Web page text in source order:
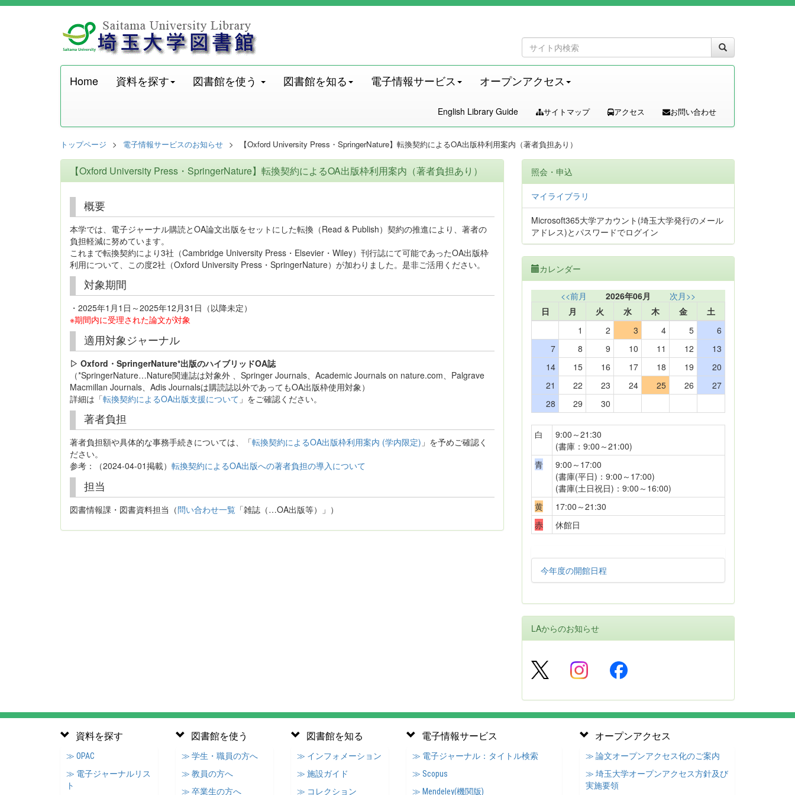
Home 資料を探す 図書館を使う 図書館を知る 電子情報サービス オープンアクセス
English Library Guide サイトマップ アクセス お問い合わせ
トップページ 電子情報サービスのお知らせ 【Oxford University Press・SpringerNature】転換契約によるOA出版枠利用案内（著者負担あり）
【Oxford University Press・SpringerNature】転換契約によるOA出版枠利用案内（著者負担あり）
概要
本学では、電子ジャーナル購読とOA論文出版をセットにした転換（Read & Publish）契約の推進により、著者の
負担軽減に努めています。
これまで転換契約により3社（Cambridge University Press・Elsevier・Wiley）刊行誌にて可能であったOA出版枠
利用について、この度2社（Oxford University Press・SpringerNature）が加わりました。是非ご活用ください。
対象期間
・2025年1月1日～2025年12月31日（以降未定）
※期間内に受理された論文が対象
適用対象ジャーナル
▷ Oxford・SpringerNature*出版のハイブリッドOA誌
（*SpringerNature…Nature関連誌は対象外 、Springer Journals、Academic Journals on nature.com、Palgrave
Macmillan Journals、Adis Journalsは購読誌以外であってもOA出版枠使用対象）
詳細は「転換契約によるOA出版支援について 」をご確認ください。
著者負担
著者負担額や具体的な事務手続きについては、「転換契約によるOA出版枠利用案内 (学内限定) 」を予めご確認く
ださい。
参考：（2024-04-01掲載） 転換契約によるOA出版への著者負担の導入について
担当
図書情報課・図書資料担当（問い合わせ一覧 「雑誌（…OA出版等）」）
照会・申込
マイライブラリ
Microsoft365大学アカウント(埼玉大学発行のメール
アドレス)とパスワードでログイン
カレンダー
<<前月 2026年06月
次月>>
日
月 火 水 木 金
土
1
2 3 4 5
6
7
8 9 10 11 12
13
14
15 16 17 18 19
20
21
22 23 24 25 26
27
28
29 30
白
9:00～21:30
(書庫：9:00～21:00)
青
9:00～17:00
(書庫(平日)：9:00～17:00)
(書庫(土日祝日)：9:00～16:00)
黄
17:00～21:30
赤
休館日
今年度の開館日程
LAからのお知らせ
資料を探す
≫ OPAC
≫ 電子ジャーナルリス
ト
図書館を使う
≫ 学生・職員の方へ
≫ 教員の方へ
≫ 卒業生の方へ
図書館を知る
≫ インフォメーション
≫ 施設ガイド
≫ コレクション
電子情報サービス
≫ 電子ジャーナル：タイトル検索
≫ Scopus
≫ Mendeley(機関版)
オープンアクセス
≫ 論文オープンアクセス化のご案内
≫ 埼玉大学オープンアクセス方針及び
実施要領